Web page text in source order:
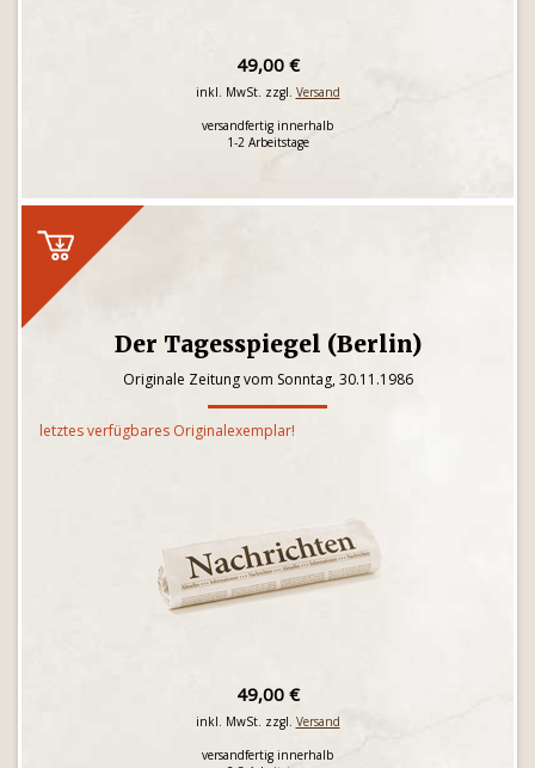
49,00 €
inkl. MwSt. zzgl. Versand
versandfertig innerhalb
1-2 Arbeitstage
Der Tagesspiegel (Berlin)
Originale Zeitung vom Sonntag, 30.11.1986
letztes verfügbares Originalexemplar!
49,00 €
inkl. MwSt. zzgl. Versand
versandfertig innerhalb